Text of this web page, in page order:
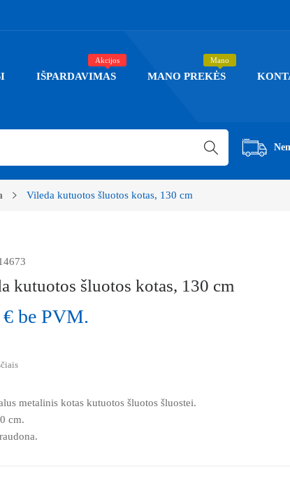
IŠPARDAVIMAS
Akcijos
MANO PREKĖS
Mano
Vileda kutuotos šluotos kotas, 130 cm
kutuotos šluotos kotas, 130 cm
€ be PVM.
metalinis kotas kutuotos šluotos šluostei.
cm.